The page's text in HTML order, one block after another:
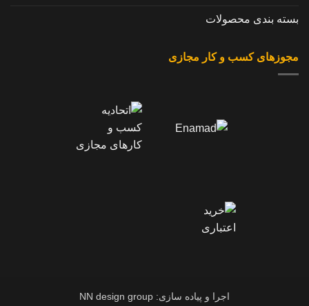
بسته بندی محصولات
مجوزهای کسب و کار مجازی
اجرا و پیاده سازی: NN design group